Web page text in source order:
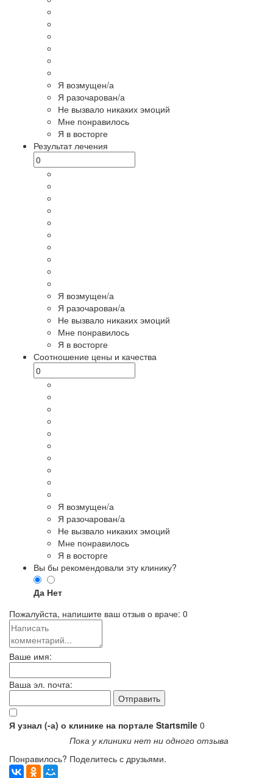
Я возмущен/а
Я разочарован/а
Не вызвало никаких эмоций
Мне понравилось
Я в восторге
Результат лечения
Я возмущен/а
Я разочарован/а
Не вызвало никаких эмоций
Мне понравилось
Я в восторге
Соотношение цены и качества
Я возмущен/а
Я разочарован/а
Не вызвало никаких эмоций
Мне понравилось
Я в восторге
Вы бы рекомендовали эту клинику?
Да Нет
Пожалуйста, напишите ваш отзыв о враче: 0
Ваше имя:
Ваша эл. почта:
Я узнал (-а) о клинике на портале Startsmile 0
Пока у клиники нет ни одного отзыва
Понравилось? Поделитесь с друзьями.